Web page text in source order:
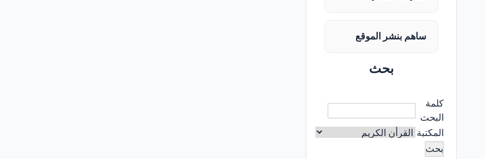
ساهم بنشر الموقع
بحث
كلمة
البحث
المكتبة